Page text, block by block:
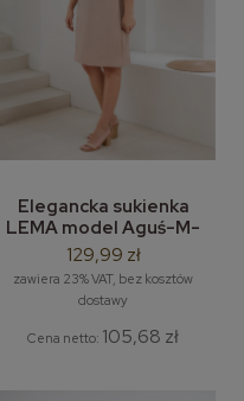
Elegancka sukienka
LEMA model Aguś-M-
3XL
129,99 zł
zawiera 23% VAT, bez kosztów
dostawy
Cena netto: 105,68 zł